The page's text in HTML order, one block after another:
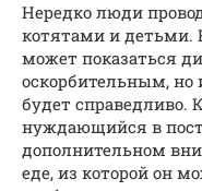
Нередко люди
котятами и детьми.
может показаться
оскорбительным, но
будет справедливо.
нуждающийся в
дополнительном
еде, из которой он